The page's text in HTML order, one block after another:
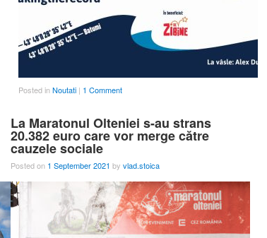
Posted inNoutati | 1 Comment
La Maratonul Olteniei s-au strans
20.382 euro care vor merge către
cauzele sociale
Posted on 1 September 2021 by vlad.stoica